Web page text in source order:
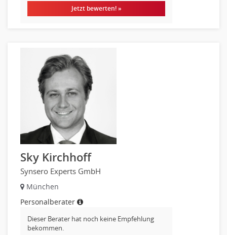
Kindergarten, KiTa, Vorschule
Unterricht: Grundschule
Unterricht: Sekundarstufe
Architektur
Fotografie, Video
Grafik- und Kommunikationsdesign
Medien-, Screen-, Webdesign
Produktdesign, Industriedesign
Theater, Schauspiel, Musik, Tanz
Beschaffungslogistik
Disposition
Einkauf
Logistik
Jetzt bewerten! »
Sky Kirchhoff
Synsero Experts GmbH
München
Personalberater
Dieser Berater hat noch keine Empfehlung
bekommen.